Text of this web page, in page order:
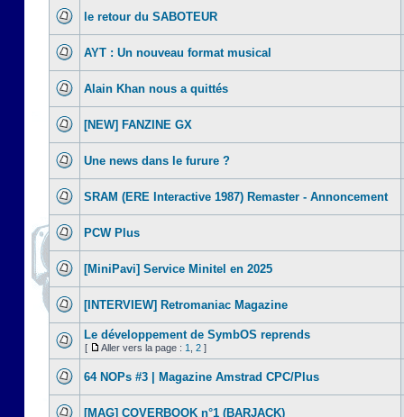
le retour du SABOTEUR
AYT : Un nouveau format musical
Alain Khan nous a quittés
[NEW] FANZINE GX
Une news dans le furure ?
SRAM (ERE Interactive 1987) Remaster - Annoncement
PCW Plus
[MiniPavi] Service Minitel en 2025
[INTERVIEW] Retromaniac Magazine
Le développement de SymbOS reprends
[ Aller vers la page : 1 2 ]
64 NOPs #3 | Magazine Amstrad CPC/Plus
[MAG] COVERBOOK n°1 (BARJACK)